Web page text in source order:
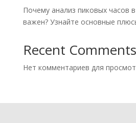
Почему анализ пиковых часов
важен? Узнайте основные
Recent Comments
Нет комментариев для